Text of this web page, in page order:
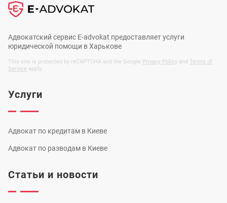
Адвокатский сервис E-advokat предоставляет услуги
юридической помощи в Харькове
This site is protected by reCAPTCHA and the Google Privacy Policy and Terms of
Service apply.
Услуги
Адвокат по кредитам в Киеве
Адвокат по разводам в Киеве
Статьи и новости